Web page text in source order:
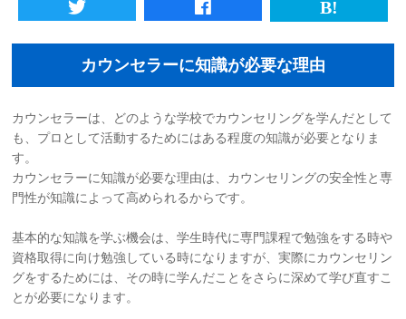
ハラスメント対策資格
質問一覧
ブログ
会社概要
採用情報
カウンセラーに知識が必要な理由
カウンセラーは、どのような学校でカウンセリングを学んだとして
も、プロとして活動するためにはある程度の知識が必要となりま
す。
カウンセラーに知識が必要な理由は、カウンセリングの安全性と専
門性が知識によって高められるからです。
基本的な知識を学ぶ機会は、学生時代に専門課程で勉強をする時や
資格取得に向け勉強している時になりますが、実際にカウンセリン
グをするためには、その時に学んだことをさらに深めて学び直すこ
とが必要になります。